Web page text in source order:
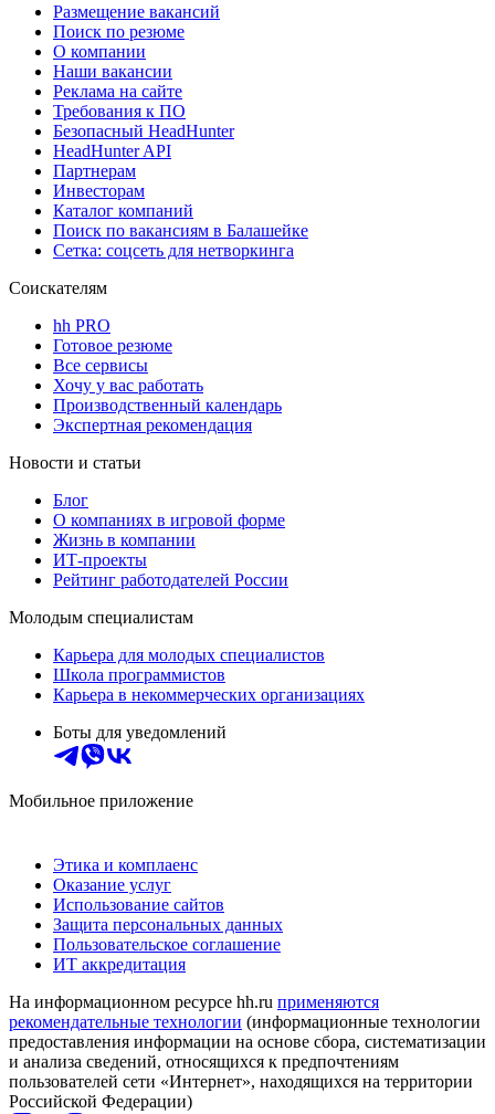
Размещение вакансий
Поиск по резюме
О компании
Наши вакансии
Реклама на сайте
Требования к ПО
Безопасный HeadHunter
HeadHunter API
Партнерам
Инвесторам
Каталог компаний
Поиск по вакансиям в Балашейке
Сетка: соцсеть для нетворкинга
Соискателям
hh PRO
Готовое резюме
Все сервисы
Хочу у вас работать
Производственный календарь
Экспертная рекомендация
Новости и статьи
Блог
О компаниях в игровой форме
Жизнь в компании
ИТ-проекты
Рейтинг работодателей России
Молодым специалистам
Карьера для молодых специалистов
Школа программистов
Карьера в некоммерческих организациях
Боты для уведомлений
Мобильное приложение
Этика и комплаенс
Оказание услуг
Использование сайтов
Защита персональных данных
Пользовательское соглашение
ИТ аккредитация
На информационном ресурсе hh.ru применяются
рекомендательные технологии (информационные технологии
предоставления информации на основе сбора, систематизации
и анализа сведений, относящихся к предпочтениям
пользователей сети «Интернет», находящихся на территории
Российской Федерации)